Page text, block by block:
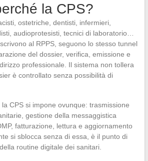
la CPS?
ostetriche, dentisti, infermieri,
audioprotesisti, tecnici di laboratorio…
al RPPS, seguono lo stesso tunnel
del dossier, verifica, emissione e
professionale. Il sistema non tollera
è controllato senza possibilità di
CPS si impone ovunque: trasmissione
gestione della messaggistica
fatturazione, lettura e aggiornamento
si sblocca senza di essa, è il punto di
routine digitale dei sanitari.